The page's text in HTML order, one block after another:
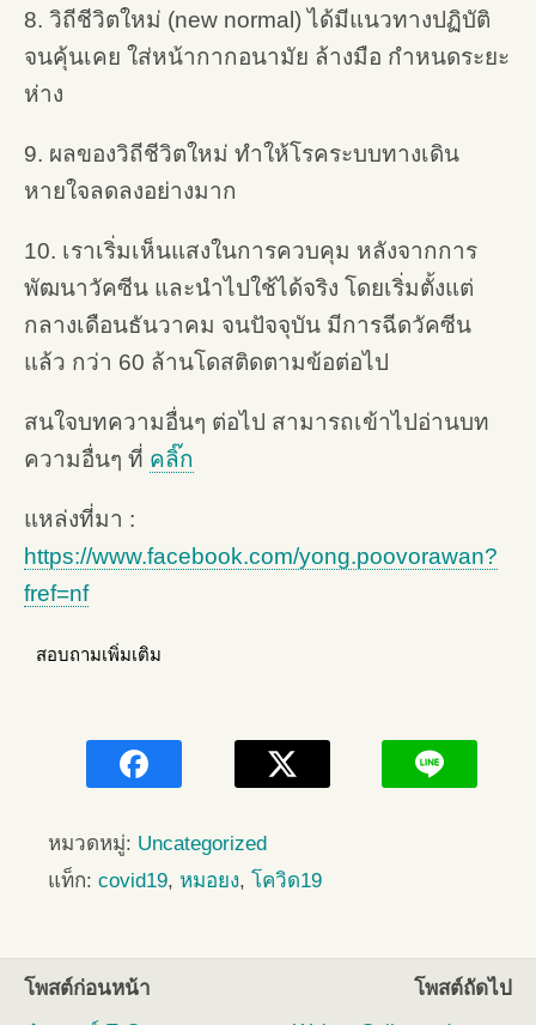
8. วิถีชีวิตใหม่ (new normal) ได้มีแนวทางปฏิบัติ
จนคุ้นเคย ใส่หน้ากากอนามัย ล้างมือ กำหนดระยะ
ห่าง
9. ผลของวิถีชีวิตใหม่ ทำให้โรคระบบทางเดิน
หายใจลดลงอย่างมาก
10. เราเริ่มเห็นแสงในการควบคุม หลังจากการ
พัฒนาวัคซีน และนำไปใช้ได้จริง โดยเริ่มตั้งแต่
กลางเดือนธันวาคม จนปัจจุบัน มีการฉีดวัคซีน
แล้ว กว่า 60 ล้านโดสติดตามข้อต่อไป
สนใจบทความอื่นๆ ต่อไป สามารถเข้าไปอ่านบท
ความอื่นๆ ที่ คลิ๊ก
แหล่งที่มา :
https://www.facebook.com/yong.poovorawan?
fref=nf
สอบถามเพิ่มเติม
หมวดหมู่: Uncategorized
แท็ก: covid19, หมอยง, โควิด19
โพสต์ก่อนหน้า
โพสต์ถัดไป